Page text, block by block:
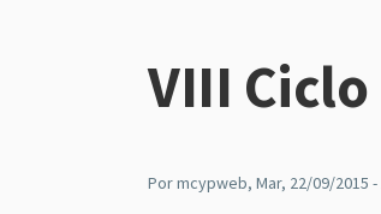
VIII
Pormcypweb, Mar, 22/09/2015 -